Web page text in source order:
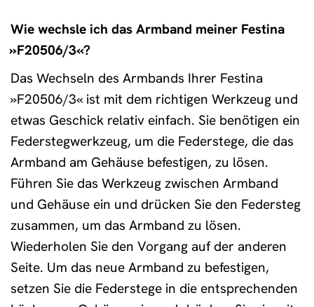
Wie wechsle ich das Armband meiner Festina
»F20506/3«?
Das Wechseln des Armbands Ihrer Festina
»F20506/3« ist mit dem richtigen Werkzeug und
etwas Geschick relativ einfach. Sie benötigen ein
Federstegwerkzeug, um die Federstege, die das
Armband am Gehäuse befestigen, zu lösen.
Führen Sie das Werkzeug zwischen Armband
und Gehäuse ein und drücken Sie den Federsteg
zusammen, um das Armband zu lösen.
Wiederholen Sie den Vorgang auf der anderen
Seite. Um das neue Armband zu befestigen,
setzen Sie die Federstege in die entsprechenden